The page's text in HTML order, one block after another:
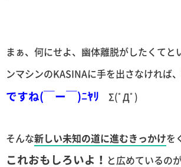
まぁ、何にせよ、幽体離脱がしたくてと
ンマシンのKASINAに手を出さなければ、
ですね(￣ー￣)ﾆﾔﾘ Σ(ﾟДﾟ)
そんな新しい未知の道に進むきっかけを
これおもしろいよ！ と広めているの